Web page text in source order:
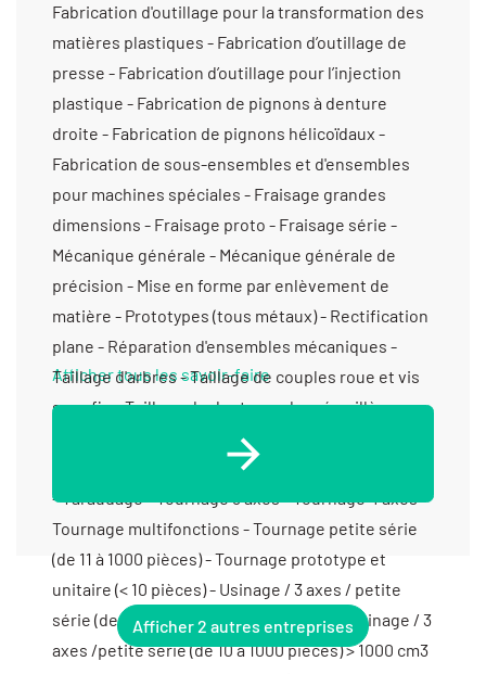
Fabrication d'outillage pour la transformation des matières plastiques - Fabrication d’outillage de presse - Fabrication d’outillage pour l’injection plastique - Fabrication de pignons à denture droite - Fabrication de pignons hélicoïdaux - Fabrication de sous-ensembles et d'ensembles pour machines spéciales - Fraisage grandes dimensions - Fraisage proto - Fraisage série - Mécanique générale - Mécanique générale de précision - Mise en forme par enlèvement de matière - Prototypes (tous métaux) - Rectification plane - Réparation d'ensembles mécaniques - Taillage d'arbres - Taillage de couples roue et vis sans fin - Taillage de dentures de crémaillères - Taillage de moyeux cannelés - Taillage de pignons à denture droite - Taillage de pignons hélicoïdaux - Taraudage - Tournage 3 axes - Tournage 4 axes - Tournage multifonctions - Tournage petite série (de 11 à 1000 pièces) - Tournage prototype et unitaire (< 10 pièces) - Usinage / 3 axes / petite série (de 10 à 1000 pièces) > 5000 cm3 - Usinage / 3 axes /petite série (de 10 à 1000 pièces) > 1000 cm3 - Usinage / 3 axes /petite série (de 10 à 1000 pièces) entre 350 cm3 et 1000 cm3 - Usinage / 3 axes /prototype et unitaire (< 10 pièces) > 1000 cm3 - Usinage / 3 axes /prototype et unitaire (< 10 pièces) > 5000 cm3 - Usinage / 3 axes /prototype et unitaire (< 10 pièces) entre 350 cm3 et 1000 cm3 - Usinage / 5 axes / petite série (de 10 à 1000 pièces) > 5000 cm3 - Usinage / 5 axes /petite série (de 10 à 1000 pièces) > 1000 cm3 - Usinage / 5 axes /petite série (de 10 à 1000 pièces) entre 350 cm3 et 1000 cm3 - Usinage / 5 axes /prototype et unitaire (< 10 pièces) > 1000 cm3 -
Afficher tous les savoir-faire
Afficher 2 autres entreprises